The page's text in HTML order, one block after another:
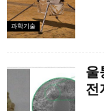
과학기술
울
전